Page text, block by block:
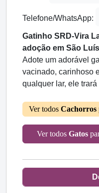
Telefone/WhatsApp:
Gatinho SRD-Vira
adoção em São Luís
Adote um adorável
vacinado, carinhoso
qualquer lar, ele
Ver todos Cachorros
Ver todos Gatos